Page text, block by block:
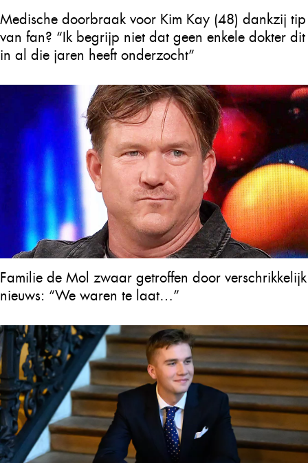
Medische doorbraak voor Kim Kay (48) dankzij tip
van fan? “Ik begrijp niet dat geen enkele dokter dit
in al die jaren heeft onderzocht”
Familie de Mol zwaar getroffen door verschrikkelijk
nieuws: “We waren te laat…”